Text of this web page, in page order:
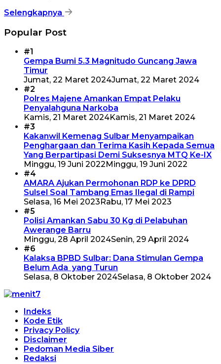
Selengkapnya
Popular Post
#1
Gempa Bumi 5.3 Magnitudo Guncang Jawa
Timur
Jumat, 22 Maret 2024Jumat, 22 Maret 2024
#2
Polres Majene Amankan Empat Pelaku
Penyalahguna Narkoba
Kamis, 21 Maret 2024Kamis, 21 Maret 2024
#3
Kakanwil Kemenag Sulbar Menyampaikan
Penghargaan dan Terima Kasih Kepada Semua
Yang Berpartipasi Demi Suksesnya MTQ Ke-IX
Minggu, 19 Juni 2022 Minggu, 19 Juni 2022
#4
AMARA Ajukan Permohonan RDP ke DPRD
Sulsel Soal Tambang Emas Ilegal di Rampi
Selasa, 16 Mei 2023 Rabu, 17 Mei 2023
#5
Polisi Amankan Sabu 30 Kg di Pelabuhan
Awerange Barru
Minggu, 28 April 2024Senin, 29 April 2024
#6
Kalaksa BPBD Sulbar: Dana Stimulan Gempa
Belum Ada yang Turun
Selasa, 8 Oktober 2024Selasa, 8 Oktober 2024
Indeks
Kode Etik
Privacy Policy
Disclaimer
Pedoman Media Siber
Redaksi